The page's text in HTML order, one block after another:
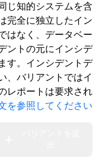
じ知的システムを含
完全に独立したイン
はなく、データベー
ントの元にインシデ
す。インシデントデ
、バリアントではイ
レポートは要求され
を参照してください